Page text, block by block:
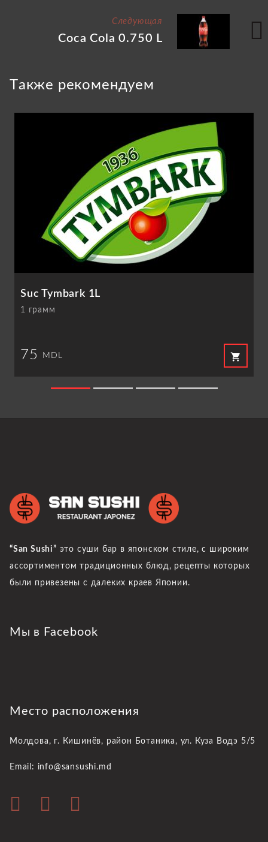
Следующая
Coca Cola 0.750 L
Tакже рекомендуем
Suc Tymbark 1L
1 грамм
75 MDL shopping_cart
“San Sushi” это суши бар в японском стиле, с широким
ассортиментом традиционных блюд, рецепты которых
были привезены с далеких краев Японии.
Мы в Facebook
Место расположения
Молдова, г. Кишинёв, район Ботаника, ул. Куза Водэ 5/5
Email: info@sansushi.md